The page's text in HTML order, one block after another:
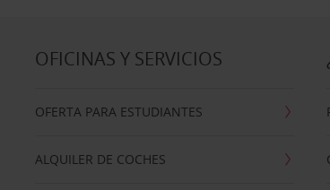
OFICINAS Y SERVICIOS
OFERTA PARA ESTUDIANTES
ALQUILER DE COCHES